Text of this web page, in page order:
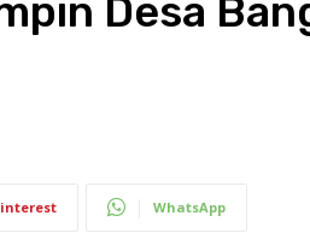
Desa
WhatsApp